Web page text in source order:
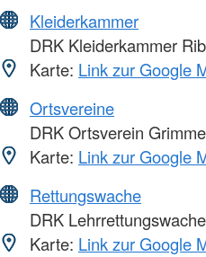
Kleiderkammer
DRK Kleiderkammer
Karte: Link zur Google
Ortsvereine
DRK Ortsverein
Karte: Link zur Google
Rettungswache
DRK
Karte: Link zur Google